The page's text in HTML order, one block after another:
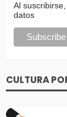
Al
datos
CULTURA